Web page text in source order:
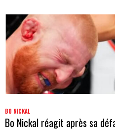
BO NICKAL
Bo Nickal réagit après sa